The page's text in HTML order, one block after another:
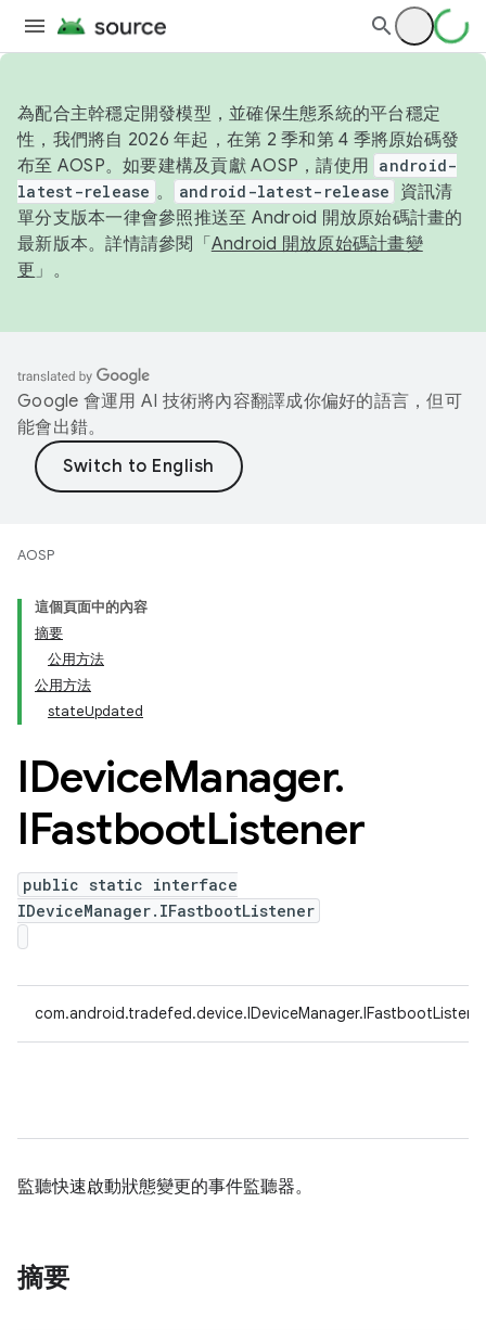
為配合主幹穩定開發模型，並確保生態系統的平台穩定
性，我們將自 2026 年起，在第 2 季和第 4 季將原始碼發
布至 AOSP。如要建構及貢獻 AOSP，請使用 android-
latest-release 。 android-latest-release
資訊清
單分支版本一律會參照推送至 Android 開放原始碼計畫的
最新版本。詳情請參閱「 Android 開放原始碼計畫變
更 」。
Google 會運用 AI 技術將內容翻譯成你偏好的語言，但可
能會出錯。
AOSP
這個頁面中的內容
摘要
公用方法
公用方法
stateUpdated
IDeviceManager.
IFastbootListener
public static interface
IDeviceManager.IFastbootListener
監聽快速啟動狀態變更的事件監聽器。
摘要